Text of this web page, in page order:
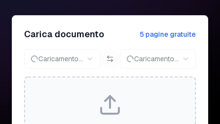
Carica documento 5 pagine gratuite
Caricamento... Caricamento...